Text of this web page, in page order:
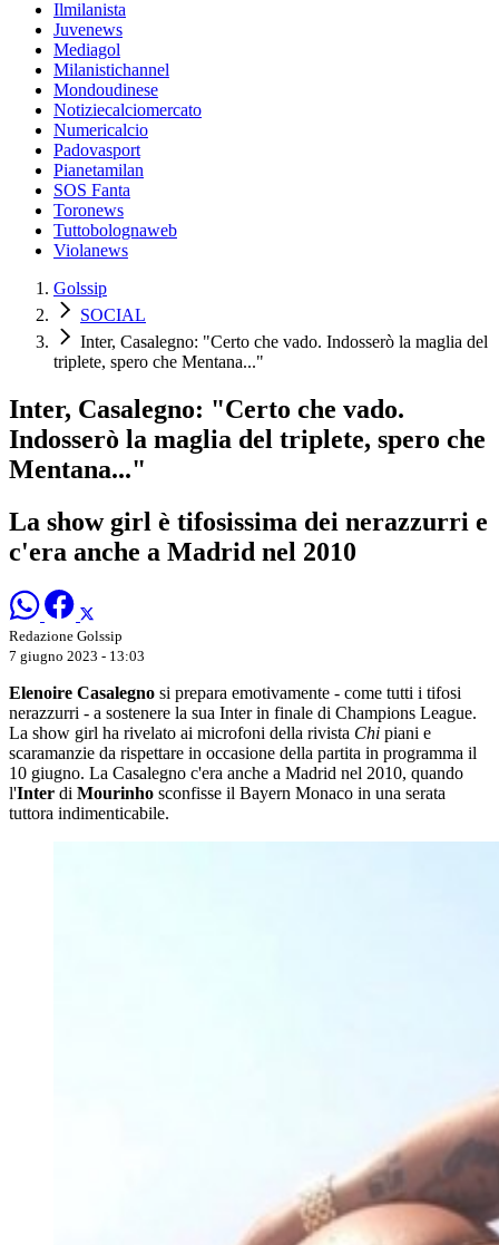
Ilmilanista
Juvenews
Mediagol
Milanistichannel
Mondoudinese
Notiziecalciomercato
Numericalcio
Padovasport
Pianetamilan
SOS Fanta
Toronews
Tuttobolognaweb
Violanews
Golssip
SOCIAL
Inter, Casalegno: "Certo che vado. Indosserò la maglia del
triplete, spero che Mentana..."
Inter, Casalegno: "Certo che vado.
Indosserò la maglia del triplete, spero che
Mentana..."
La show girl è tifosissima dei nerazzurri e
c'era anche a Madrid nel 2010
Redazione Golssip
7 giugno 2023 - 13:03
Elenoire Casalegno si prepara emotivamente - come tutti i tifosi
nerazzurri - a sostenere la sua Inter in finale di Champions League.
La show girl ha rivelato ai microfoni della rivista Chi piani e
scaramanzie da rispettare in occasione della partita in programma il
10 giugno. La Casalegno c'era anche a Madrid nel 2010, quando
l'Inter di Mourinho sconfisse il Bayern Monaco in una serata
tuttora indimenticabile.